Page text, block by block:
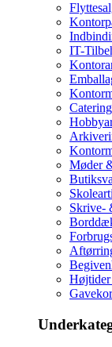
IT-
Møder
Skrive-
Højtider